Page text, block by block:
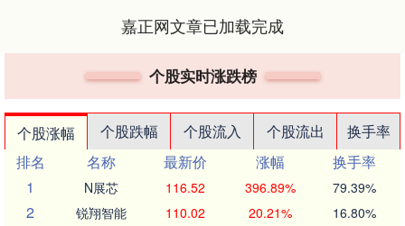
嘉正网文章已加载完成
个股实时涨跌榜
个股涨幅 个股跌幅 个股流入 个股流出
换手率
排名
名称 最新价 涨幅
换手率
1
N展芯 116.52 396.89% 79.39%
2 锐翔智能 110.02 20.21% 16.80%